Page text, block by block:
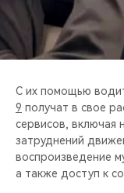
CHERY ДЛЯ ДЕТЕЙ
С их помощью
9 получат в свое
сервисов, включая
затруднений
воспроизведение
а также доступ к